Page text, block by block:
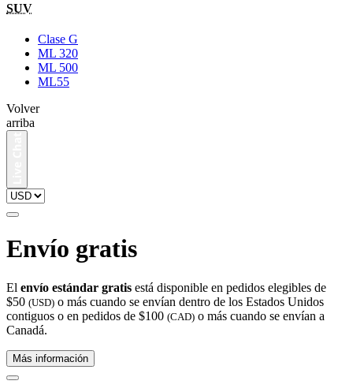
SUV
Clase G
ML 320
ML 500
ML55
Volver
arriba
Envío gratis
El envío estándar gratis está disponible en pedidos elegibles de
$50 (USD) o más cuando se envían dentro de los Estados Unidos
contiguos o en pedidos de $100 (CAD) o más cuando se envían a
Canadá.
Más información